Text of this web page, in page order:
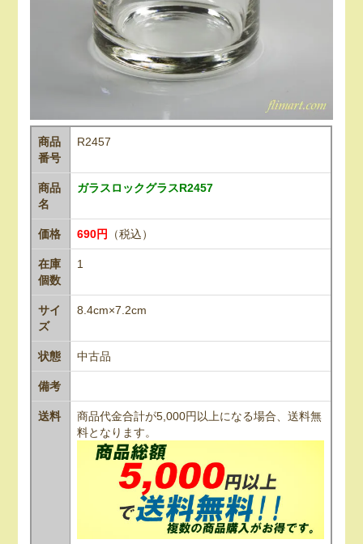
商品
番号
R2457
商品
名
ガラスロックグラスR2457
価格 690円 （税込）
在庫
個数
1
サイ
ズ
8.4cm×7.2cm
状態 中古品
備考
送料
商品代金合計が5,000円以上になる場合、送料無
料となります。